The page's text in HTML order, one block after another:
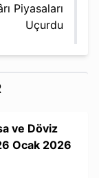
Piyasaları
Uçurdu
ve Döviz
Ocak 2026